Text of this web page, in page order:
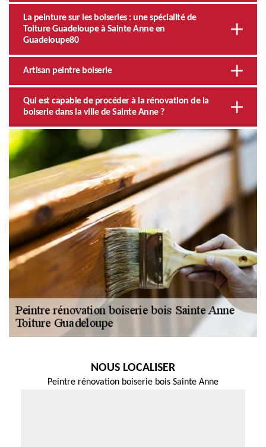
La peinture sur les boiseries : une spécialité de
Toiture Guadeloupe à Sainte Anne en
Guadeloupe80
Artisan peintre boiserie
Qui est capable de procéder à la rénovation de la
boiserie dans la ville de Sainte Anne ?
NOUS LOCALISER
Peintre rénovation boiserie bois Sainte Anne